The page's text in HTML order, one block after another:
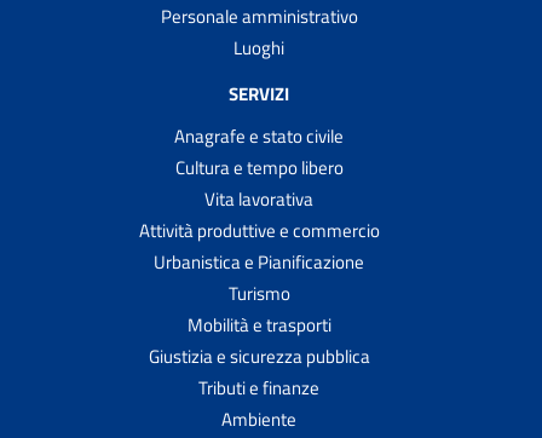
Personale amministrativo
Luoghi
SERVIZI
Anagrafe e stato civile
Cultura e tempo libero
Vita lavorativa
Attività produttive e commercio
Urbanistica e Pianificazione
Turismo
Mobilità e trasporti
Giustizia e sicurezza pubblica
Tributi e finanze
Ambiente